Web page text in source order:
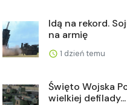
Idą na rekord.
na armię
1 dzień temu
Święto Wojska
wielkiej defilady...